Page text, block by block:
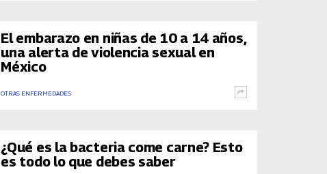
El embarazo en niñas de 10 a 14 años,
una alerta de violencia sexual en
México
OTRAS ENFERMEDADES
¿Qué es la bacteria come carne? Esto
es todo lo que debes saber